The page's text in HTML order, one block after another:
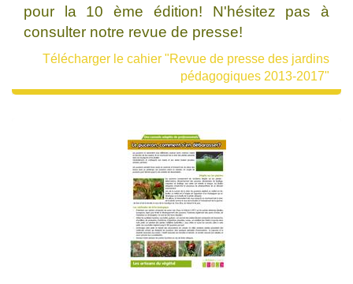
pour la 10 ème édition! N'hésitez pas à
consulter notre revue de presse!
Télécharger le cahier "Revue de presse des jardins
pédagogiques 2013-2017"